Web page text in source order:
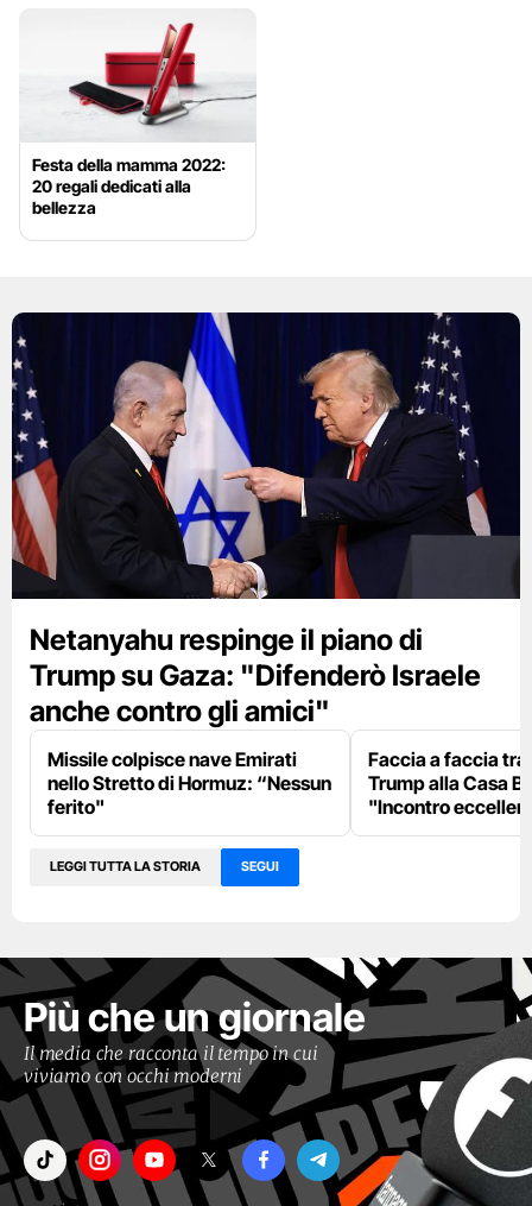
Festa della mamma 2022:
20 regali dedicati alla
bellezza
Netanyahu respinge il piano di
Trump su Gaza: "Difenderò Israele
anche contro gli amici"
Missile colpisce nave Emirati
nello Stretto di Hormuz: “Nessun
ferito"
Faccia a faccia
Trump alla Casa
"Incontro
LEGGI TUTTA LA STORIA SEGUI
Più che un giornale
Il media che racconta il tempo in cui
viviamo con occhi moderni